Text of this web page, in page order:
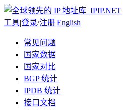
工具|登录/注册|English
常见问题
国家数据
国家对比
BGP 统计
IPDB 统计
接口文档